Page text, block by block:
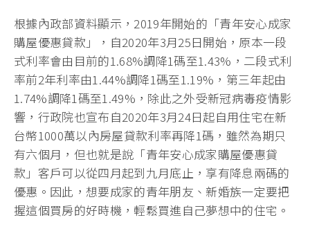
根據內政部資料顯示，2019年開始的「青年安心成家
購屋優惠貸款」，自2020年3月25日開始，原本一段
式利率會由目前的1.68%調降1碼至1.43%，二段式利
率前2年利率由1.44%調降1碼至1.19%，第三年起由
1.74%調降1碼至1.49%，除此之外受新冠病毒疫情影
響，行政院也宣布自2020年3月24日起自用住宅在新
台幣1000萬以內房屋貸款利率再降1碼，雖然為期只
有六個月，但也就是說「青年安心成家購屋優惠貸
款」客戶可以從四月起到九月底止，享有降息兩碼的
優惠。因此，想要成家的青年朋友、新婚族一定要把
握這個買房的好時機，輕鬆買進自己夢想中的住宅。